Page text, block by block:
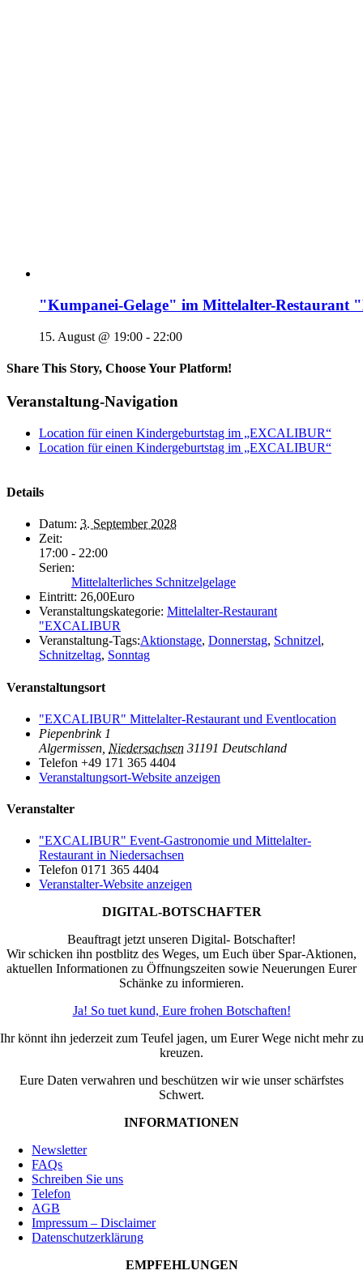
"Kumpanei-Gelage" im Mittelalter-
15. August @ 19:00 - 22:00
Share This Story, Choose Your Platform!
Veranstaltung-Navigation
Location für einen Kindergeburtstag im „EXCALIBUR“
Location für einen Kindergeburtstag im „EXCALIBUR“
Details
Datum: 3. September 2028
Zeit:
17:00 - 22:00
Serien:
Mittelalterliches Schnitzelgelage
Eintritt: 26,00Euro
Veranstaltungskategorie: Mittelalter-Restaurant
"EXCALIBUR
Veranstaltung-Tags:Aktionstage, Donnerstag, Schnitzel,
Schnitzeltag, Sonntag
Veranstaltungsort
"EXCALIBUR" Mittelalter-Restaurant und Eventlocation
Piepenbrink 1
Algermissen Niedersachsen 31191 Deutschland
Telefon +49 171 365 4404
Veranstaltungsort-Website anzeigen
Veranstalter
"EXCALIBUR" Event-Gastronomie und Mittelalter-
Restaurant in Niedersachsen
Telefon 0171 365 4404
Veranstalter-Website anzeigen
DIGITAL-BOTSCHAFTER
Beauftragt jetzt unseren Digital- Botschafter!
Wir schicken ihn postblitz des Weges, um Euch über Spar-Aktionen,
aktuellen Informationen zu Öffnungszeiten sowie Neuerungen Eurer
Schänke zu informieren.
Ja! So tuet kund, Eure frohen Botschaften!
Ihr könnt ihn jederzeit zum Teufel jagen, um Eurer Wege nicht mehr zu
kreuzen.
Eure Daten verwahren und beschützen wir wie unser schärfstes
Schwert.
INFORMATIONEN
Newsletter
FAQs
Schreiben Sie uns
Telefon
AGB
Impressum – Disclaimer
Datenschutzerklärung
EMPFEHLUNGEN